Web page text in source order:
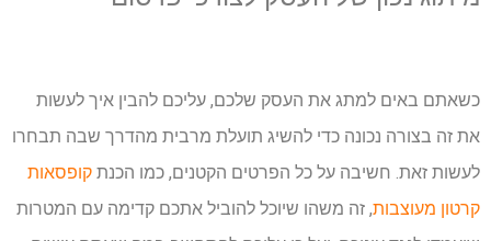
כשאתם באים למתג את העסק שלכם, עליכם להבין איך לעשות
את זה בצורה נכונה כדי להשיג תועלת מרבית מהדרך שבה תבחרו
לעשות זאת. חשיבה על כל הפרטים הקטנים, כמו הכנת קופסאות
קרטון מעוצבות, זה משהו שיוכל להוביל אתכם קדימה עם המטרות